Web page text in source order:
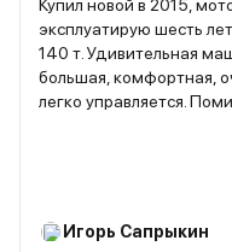
Купил новой в 2015, мотор 2.4
эксплуатирую шесть
140 т. Удивительная
большая, комфортная,
легко управляется.
шесть раз ездил в
это 5т. в оба конца. Я на
Игорь Сапрыкин